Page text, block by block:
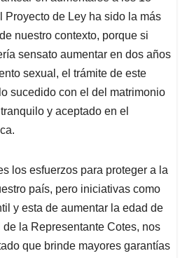
Proyecto de Ley ha sido la más
nuestro contexto, porque si
sensato aumentar en dos años
sexual, el trámite de este
sucedido con el del matrimonio
y aceptado en el
los esfuerzos para proteger a la
país, pero iniciativas como
y esta de aumentar la edad de
la Representante Cotes, nos
que brinde mayores garantías